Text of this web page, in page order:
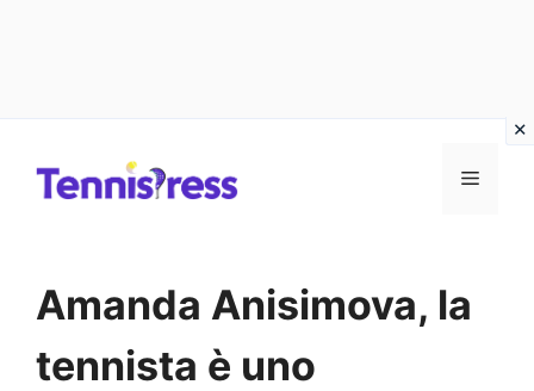
MENU
Amanda Anisimova, la
tennista è uno